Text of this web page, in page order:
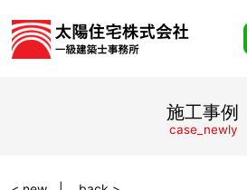
施工事例
case_newly